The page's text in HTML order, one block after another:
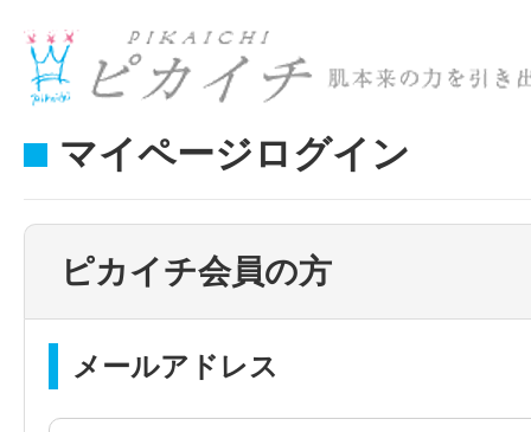
マイページログイン
ピカイチ会員の方
メールアドレス